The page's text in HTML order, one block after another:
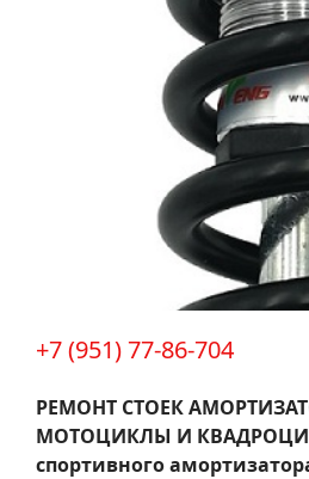
+7 (951) 77-86-704
РЕМОНТ СТОЕК
МОТОЦИКЛЫ И
спортивного